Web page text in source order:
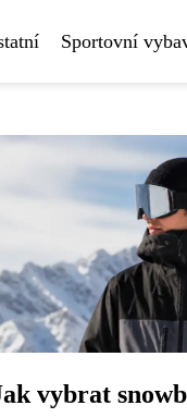
Sportovní
vybrat